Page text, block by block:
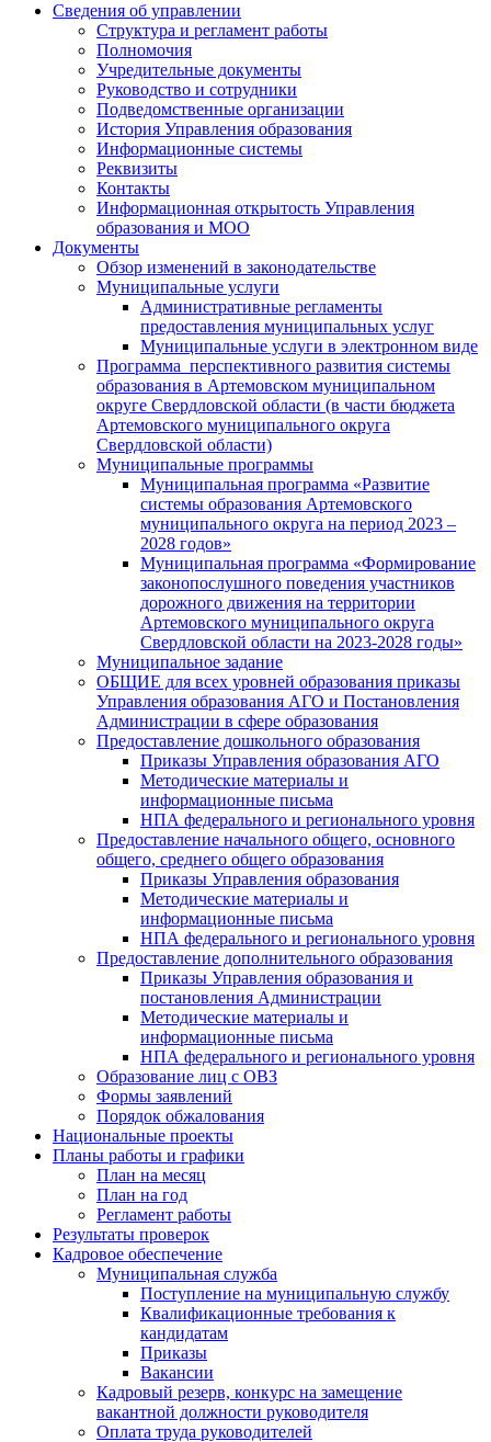
Сведения об управлении
Структура и регламент работы
Полномочия
Учредительные документы
Руководство и сотрудники
Подведомственные организации
История Управления образования
Информационные системы
Реквизиты
Контакты
Информационная открытость Управления
образования и МОО
Документы
Обзор изменений в законодательстве
Муниципальные услуги
Административные регламенты
предоставления муниципальных услуг
Муниципальные услуги в электронном виде
Программа перспективного развития системы
образования в Артемовском муниципальном
округе Свердловской области (в части бюджета
Артемовского муниципального округа
Свердловской области)
Муниципальные программы
Муниципальная программа «Развитие
системы образования Артемовского
муниципального округа на период 2023 –
2028 годов»
Муниципальная программа «Формирование
законопослушного поведения участников
дорожного движения на территории
Артемовского муниципального округа
Свердловской области на 2023-2028 годы»
Муниципальное задание
ОБЩИЕ для всех уровней образования приказы
Управления образования АГО и Постановления
Администрации в сфере образования
Предоставление дошкольного образования
Приказы Управления образования АГО
Методические материалы и
информационные письма
НПА федерального и регионального уровня
Предоставление начального общего, основного
общего, среднего общего образования
Приказы Управления образования
Методические материалы и
информационные письма
НПА федерального и регионального уровня
Предоставление дополнительного образования
Приказы Управления образования и
постановления Администрации
Методические материалы и
информационные письма
НПА федерального и регионального уровня
Образование лиц с ОВЗ
Формы заявлений
Порядок обжалования
Национальные проекты
Планы работы и графики
План на месяц
План на год
Регламент работы
Результаты проверок
Кадровое обеспечение
Муниципальная служба
Поступление на муниципальную службу
Квалификационные требования к
кандидатам
Приказы
Вакансии
Кадровый резерв, конкурс на замещение
вакантной должности руководителя
Оплата труда руководителей